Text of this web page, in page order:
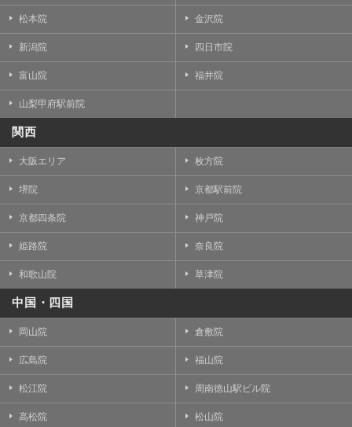
松本院 金沢院
新潟院 四日市院
富山院 福井院
山梨甲府駅前院
関西
大阪エリア 枚方院
堺院 京都駅前院
京都四条院 神戸院
姫路院 奈良院
和歌山院 草津院
中国・四国
岡山院 倉敷院
広島院 福山院
松江院 周南徳山駅ビル院
高松院 松山院